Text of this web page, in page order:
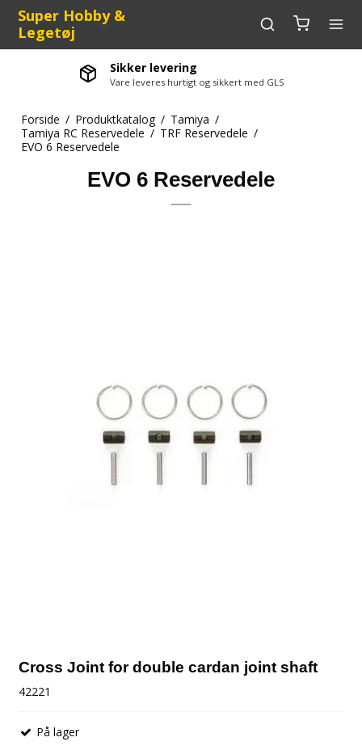
Super Hobby &
Legetøj
Sikker levering
Vare leveres hurtigt og sikkert med GLS
Forside / Produktkatalog / Tamiya /
Tamiya RC Reservedele / TRF Reservedele /
EVO 6 Reservedele
EVO 6 Reservedele
Cross Joint for double cardan joint shaft
42221
På lager